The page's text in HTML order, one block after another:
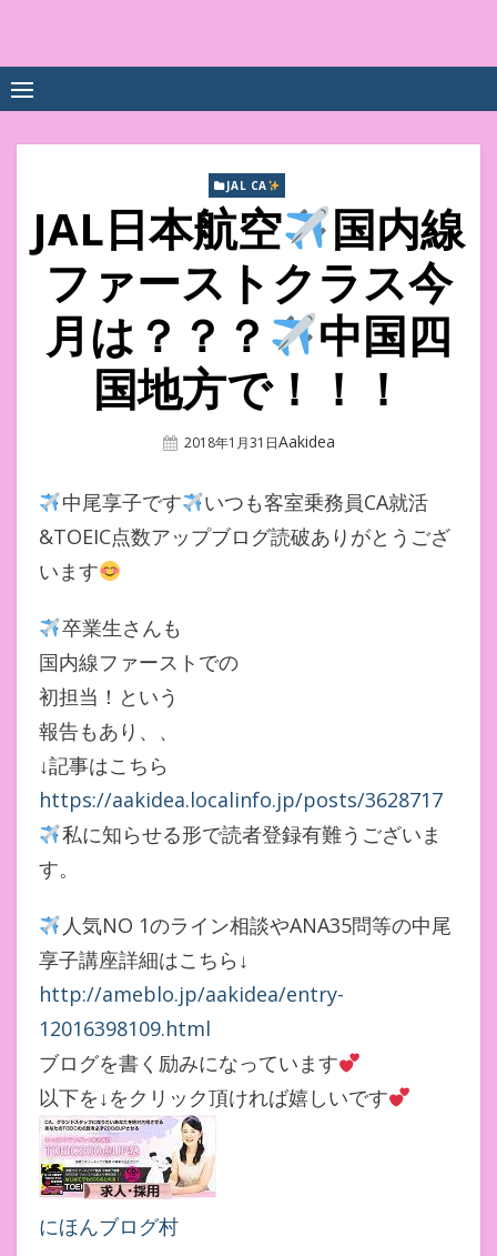
content
数UPｽｸｰﾙ
JAL CA
JAL日本航空
国内線
ファーストクラス今
月は？？？
中国四
国地方で！！！
Posted
2018年1月31日Author
Aakidea
中尾享子です
いつも客室乗務員CA就活
&TOEIC点数アップブログ読破ありがとうござ
います
卒業生さんも
国内線ファーストでの
初担当！という
報告もあり、、
↓記事はこちら
https://aakidea.localinfo.jp/posts/3628717
私に知らせる形で読者登録有難うございま
す。
人気NO 1のライン相談やANA35問等の中尾
享子講座詳細はこちら↓
http://ameblo.jp/aakidea/entry-
12016398109.html
ブログを書く励みになっています
以下を↓をクリック頂ければ嬉しいです
にほんブログ村